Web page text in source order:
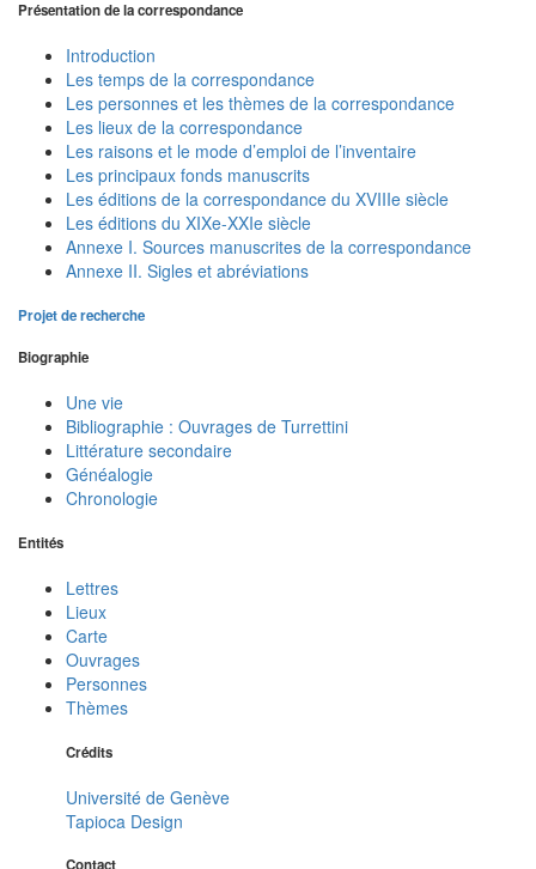
Présentation de la correspondance
Introduction
Les temps de la correspondance
Les personnes et les thèmes de la correspondance
Les lieux de la correspondance
Les raisons et le mode d’emploi de l’inventaire
Les principaux fonds manuscrits
Les éditions de la correspondance du XVIIIe siècle
Les éditions du XIXe-XXIe siècle
Annexe I. Sources manuscrites de la correspondance
Annexe II. Sigles et abréviations
Projet de recherche
Biographie
Une vie
Bibliographie : Ouvrages de Turrettini
Littérature secondaire
Généalogie
Chronologie
Entités
Lettres
Lieux
Carte
Ouvrages
Personnes
Thèmes
Crédits
Université de Genève
Tapioca Design